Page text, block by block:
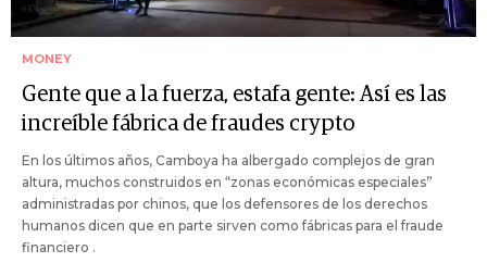
MONEY
Gente que a la fuerza, estafa gente: Así es las
increíble fábrica de fraudes crypto
En los últimos años, Camboya ha albergado complejos de gran
altura, muchos construidos en “zonas económicas especiales”
administradas por chinos, que los defensores de los derechos
humanos dicen que en parte sirven como fábricas para el fraude
financiero .